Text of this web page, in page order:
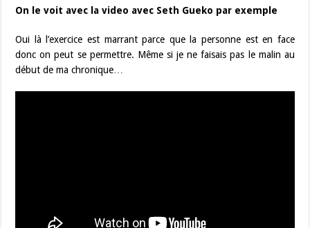
On le voit avec la video avec Seth Gueko par exemple
Oui là l’exercice est marrant parce que la personne est en face
donc on peut se permettre. Même si je ne faisais pas le malin au
début de ma chronique…